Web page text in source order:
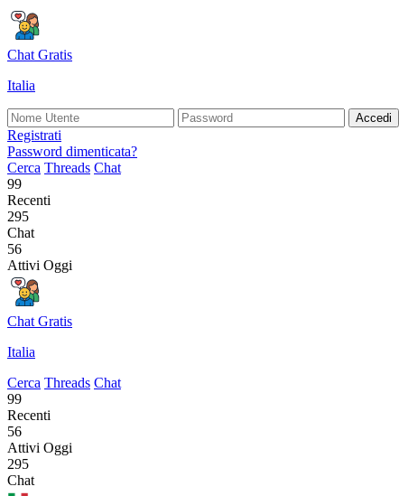
Chat Gratis
Italia
Accedi
Registrati
Password dimenticata?
Cerca Threads Chat
99
Recenti
295
Chat
56
Attivi Oggi
Chat Gratis
Italia
Cerca Threads Chat
99
Recenti
56
Attivi Oggi
295
Chat